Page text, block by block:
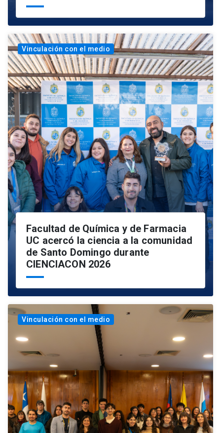
Vinculación con el medio
Facultad de Química y de Farmacia
UC acercó la ciencia a la comunidad
de Santo Domingo durante
CIENCIACON 2026
Vinculación con el medio